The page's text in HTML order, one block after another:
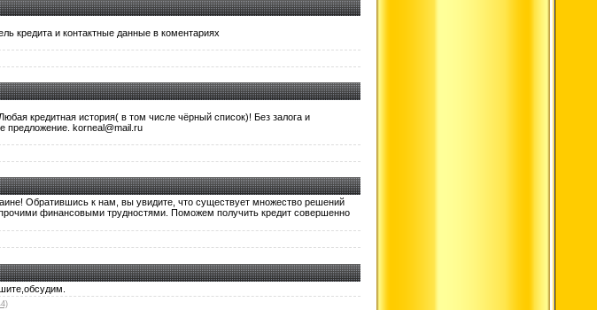
кредита и контактные данные в коментариях
кредитная история( в том числе чёрный список)! Без залога и
предложение. korneal@mail.ru
Обратившись к нам, вы увидите, что существует множество решений
финансовыми трудностями. Поможем получить кредит совершенно